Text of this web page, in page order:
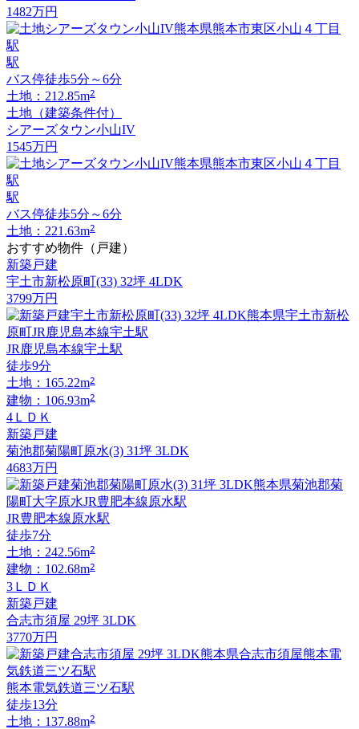
1482万円
駅
バス停徒歩5分～6分
土地：212.85m2
土地（建築条件付）
シアーズタウン小山IV
1545万円
駅
バス停徒歩5分～6分
土地：221.63m2
おすすめ物件（戸建）
新築戸建
宇土市新松原町(33) 32坪 4LDK
3799万円
JR鹿児島本線宇土駅
徒歩9分
土地：165.22m2
建物：106.93m2
4ＬＤＫ
新築戸建
菊池郡菊陽町原水(3) 31坪 3LDK
4683万円
JR豊肥本線原水駅
徒歩7分
土地：242.56m2
建物：102.68m2
3ＬＤＫ
新築戸建
合志市須屋 29坪 3LDK
3770万円
熊本電気鉄道三ツ石駅
徒歩13分
土地：137.88m2